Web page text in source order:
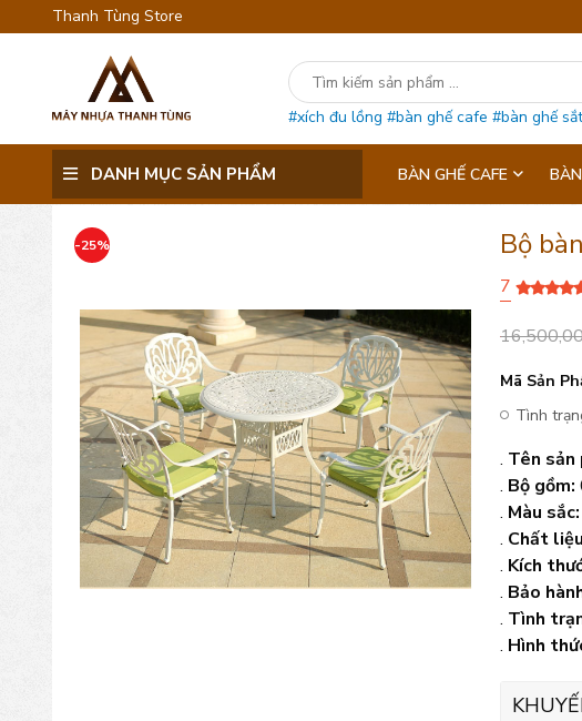
Thanh Tùng Store
#xích đu lồng #bàn ghế cafe #bàn ghế
DANH MỤC SẢN PHẨM BÀN GHẾ CAFE
-25% Bộ
7
Mã Sản
Tình
. Tên sản
. Bộ gồm:
. Màu sắc:
. Chất
. Kích
. Bảo
. Tình
. Hình